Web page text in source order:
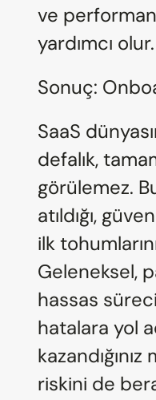
ve
yardımcı olur.
Sonuç:
SaaS
defalık,
görülemez.
atıldığı,
ilk
Geleneksel,
hassas
hatalara yol
riskini de